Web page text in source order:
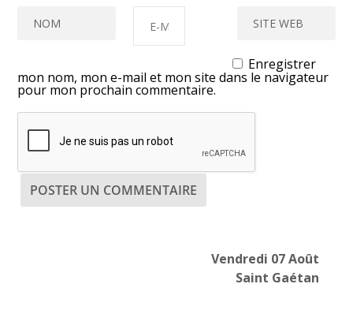
Enregistrer
mon nom, mon e-mail et mon site dans le navigateur
pour mon prochain commentaire.
Vendredi 07 Août
Saint Gaétan